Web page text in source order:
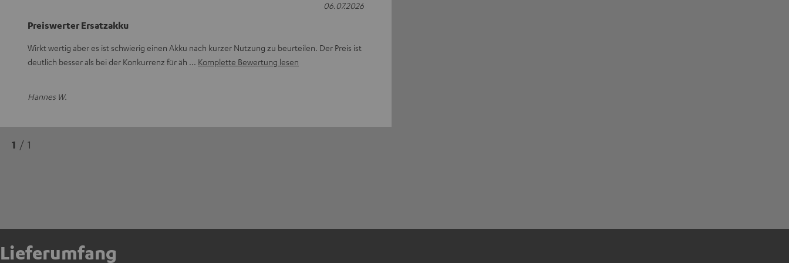
Preiswerter Ersatzakku
Wirkt wertig aber es ist schwierig einen Akku nach kurzer Nutzung zu beurteilen. Der Preis ist
deutlich besser als bei der Konkurrenz für äh
Komplette Bewertung lesen
Hannes W.
06.07.2026
1 / 1
Lieferumfang